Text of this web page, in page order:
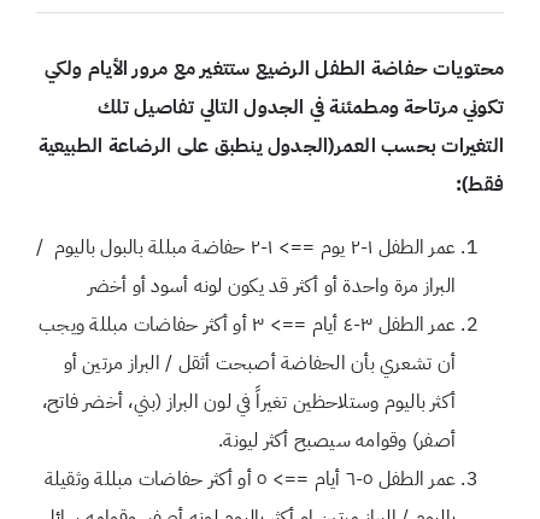
محتويات حفاضة الطفل الرضيع ستتغير مع مرور الأيام ولكي
تكوني مرتاحة ومطمئنة في الجدول التالي تفاصيل تلك
التغيرات بحسب العمر(الجدول ينطبق على الرضاعة الطبيعية
فقط):
عمر الطفل ١-٢ يوم ==> ١-٢ حفاضة مبللة بالبول باليوم /
البراز مرة واحدة أو أكثر قد يكون لونه أسود أو أخضر
عمر الطفل ٣-٤ أيام ==> ٣ أو أكثر حفاضات مبللة ويجب
أن تشعري بأن الحفاضة أصبحت أثقل / البراز مرتين أو
أكثر باليوم وستلاحظين تغيراً في لون البراز (بني، أخضر فاتح،
أصفر) وقوامه سيصبح أكثر ليونة.
عمر الطفل ٥-٦ أيام ==> ٥ أو أكثر حفاضات مبللة وثقيلة